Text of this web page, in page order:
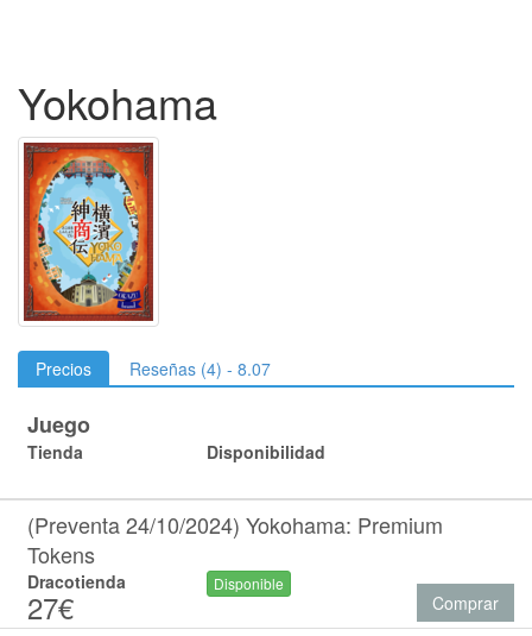
Yokohama
Precios Reseñas (4) - 8.07
Juego
Tienda Disponibilidad
(Preventa 24/10/2024) Yokohama: Premium
Tokens
Dracotienda
27€
Disponible
Comprar